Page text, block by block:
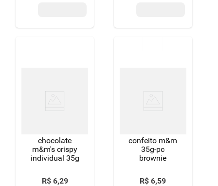
chocolate
m&m's crispy
individual 35g
R$ 6,29
confeito m&m
35g-pc
brownie
R$ 6,59